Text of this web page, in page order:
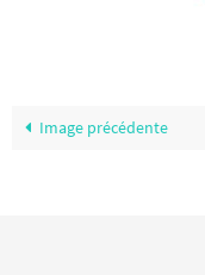
Image précédente